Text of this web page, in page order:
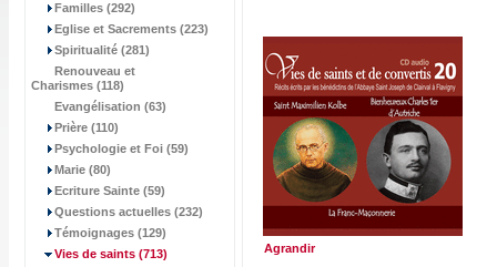
Familles (292)
Eglise et Sacrements (223)
Spiritualité (281)
Renouveau et
Charismes (118)
Evangélisation (63)
Prière (110)
Psychologie et Foi (59)
Marie (80)
Ecriture Sainte (59)
Questions actuelles (232)
Témoignages (129)
Vies de saints (713)
Agrandir